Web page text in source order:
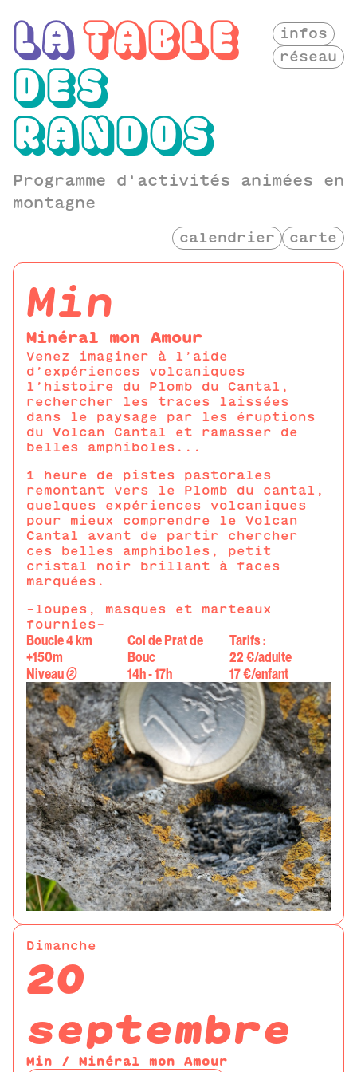
LATABLE
DES
RANDOS
Programme d'activités animées en
montagne
infos
réseau
calendrier carte
min
Minéral mon Amour
Venez imaginer à l’aide
d’expériences volcaniques
l’histoire du Plomb du Cantal,
rechercher les traces laissées
dans le paysage par les éruptions
du Volcan Cantal et ramasser de
belles amphiboles...
1 heure de pistes pastorales
remontant vers le Plomb du cantal,
quelques expériences volcaniques
pour mieux comprendre le Volcan
Cantal avant de partir chercher
ces belles amphiboles, petit
cristal noir brillant à faces
marquées.
-loupes, masques et marteaux
fournies-
Boucle 4 km
+150m
Niveau②
Col de Prat de
Bouc
14h - 17h
Tarifs :
22 €/adulte
17 €/enfant
Dimanche
20
septembre
Min / Minéral mon Amour